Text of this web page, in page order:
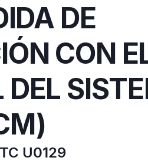
DE
CON
DEL
U0129